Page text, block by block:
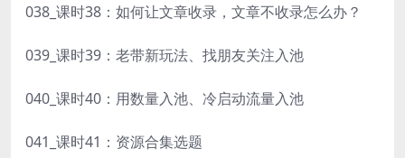
038_课时38：如何让文章收录，文章不收录怎么办？
039_课时39：老带新玩法、找朋友关注入池
040_课时40：用数量入池、冷启动流量入池
041_课时41：资源合集选题